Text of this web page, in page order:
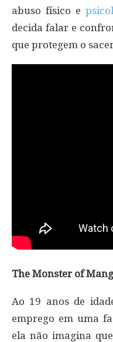
abuso físico e
decida falar e
que protegem o
The Monster of
Ao 19 anos de
emprego em uma
ela não imagina